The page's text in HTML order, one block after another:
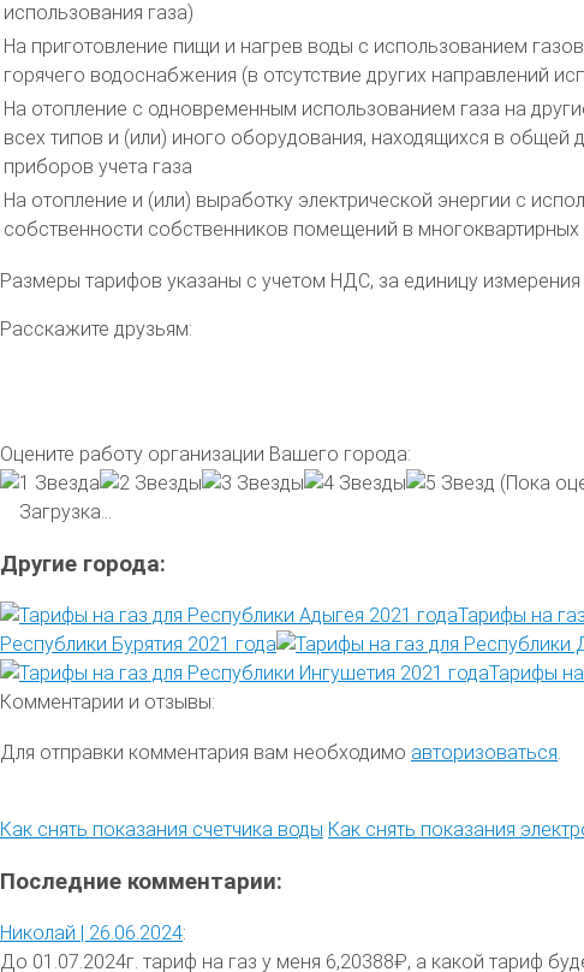
использования газа)
На приготовление пищи и нагрев воды с использованием
горячего водоснабжения (в отсутствие других направлений
На отопление с одновременным использованием газа на
всех типов и (или) иного оборудования, находящихся в
приборов учета газа
На отопление и (или) выработку электрической энергии с
собственности собственников помещений в
Размеры тарифов указаны с учетом НДС, за единицу
Расскажите друзьям:
Оцените работу организации Вашего города:
(Пока
Загрузка...
Другие города:
Тарифы на
Республики Бурятия 2021 года
Тарифы
Комментарии и отзывы:
Для отправки комментария вам необходимо авторизоваться.
Как снять показания счетчика воды Как снять показания
Последние комментарии:
Николай | 26.06.2024:
До 01.07.2024г. тариф на газ у меня 6,20388₽, а какой тариф